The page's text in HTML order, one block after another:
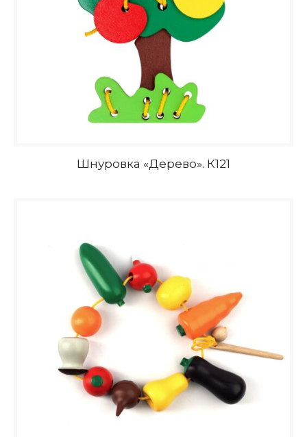
Шнуровка «Дерево». К121